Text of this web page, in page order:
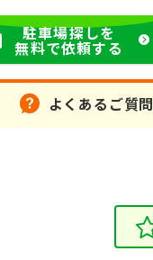
駐車場探しを
無料で依頼する
よくあるご質問